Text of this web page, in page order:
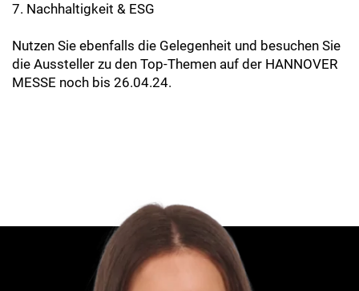
7. Nachhaltigkeit & ESG
Nutzen Sie ebenfalls die Gelegenheit und besuchen Sie
die Aussteller zu den Top-Themen auf der HANNOVER
MESSE noch bis 26.04.24.